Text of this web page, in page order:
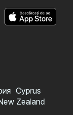
Cyprus
Zealand